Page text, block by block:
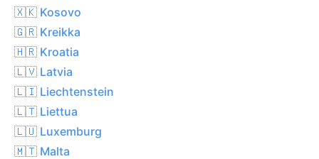
🇽🇰 Kosovo
🇬🇷 Kreikka
🇭🇷 Kroatia
🇱🇻 Latvia
🇱🇮 Liechtenstein
🇱🇹 Liettua
🇱🇺 Luxemburg
🇲🇹 Malta